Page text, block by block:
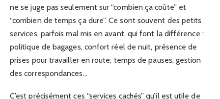
ne se juge pas seulement sur “combien ça coûte” et
“combien de temps ça dure”. Ce sont souvent des petits
services, parfois mal mis en avant, qui font la différence :
politique de bagages, confort réel de nuit, présence de
prises pour travailler en route, temps de pauses, gestion
des correspondances…
C’est précisément ces “services cachés” qu’il est utile de